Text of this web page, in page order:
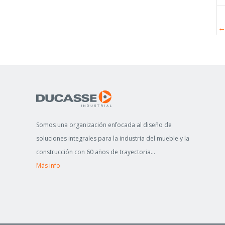
←
Somos una organización enfocada al diseño de
soluciones integrales para la industria del mueble y la
construcción con 60 años de trayectoria...
Más info